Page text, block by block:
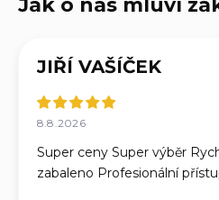
JIŘÍ VAŠÍČEK
8.8.2026
Super ceny Super výběr
zabaleno Profesionální